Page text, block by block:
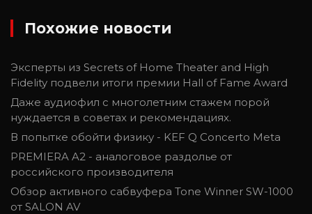
Похожие новости
Эксперты из Secrets of Home Theater and High
Fidelity подвели итоги премии Hall of Fame Award
Даже аудиофил с многолетним стажем порой
нуждается в советах и рекомендациях.
В попытке обойти физику - KEF Q Concerto Meta
PREMIERA A2 - аналоговое раздолье от
российского производителя
Обзор активного сабвуфера Tone Winner SW-1000
от SALON AV